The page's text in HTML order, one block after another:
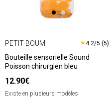
PETIT BOUM ★4.2/5 (5)
Bouteille sensorielle Sound
Poisson chirurgien bleu
12.90€
Existe en plusieurs modèles